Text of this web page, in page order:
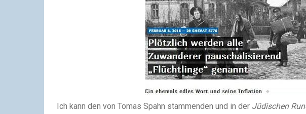
Ich kann den von Tomas Spahn stammenden und in der Jüdischen